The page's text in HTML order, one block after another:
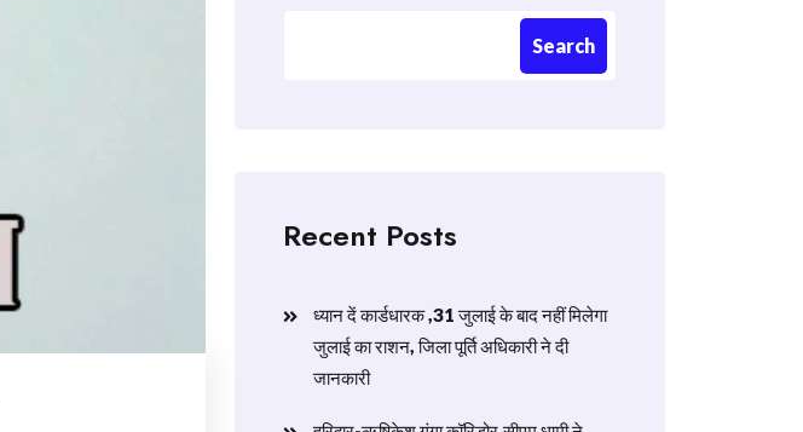
Search
Recent Posts
ध्यान दें कार्डधारक ,31 जुलाई के बाद नहीं मिलेगा
जुलाई का राशन, जिला पूर्ति अधिकारी ने दी
जानकारी